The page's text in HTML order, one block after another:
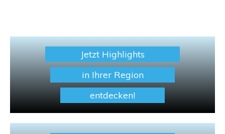
Jetzt Highlights
in Ihrer Region
entdecken!